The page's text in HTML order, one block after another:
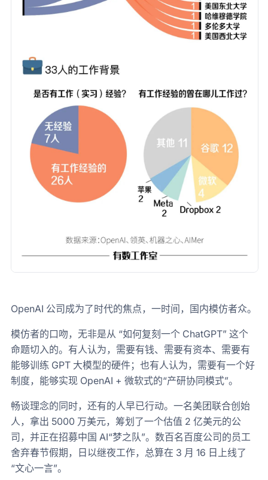
OpenAI 公司成为了时代的焦点，一时间，国内模仿者众。
模仿者的口吻，无非是从 “如何复刻一个 ChatGPT” 这个
命题切入的。有人认为，需要有钱、需要有资本、需要有
能够训练 GPT 大模型的硬件；也有人认为，需要有一个好
制度，能够实现 OpenAI + 微软式的“产研协同模式”。
畅谈理念的同时，还有的人早已行动。一名美团联合创始
人，拿出 5000 万美元，筹划了一个估值 2 亿美元的公
司，并正在招募中国 AI“梦之队”。数百名百度公司的员工
舍弃春节假期，日以继夜工作，总算在 3 月 16 日上线了
“文心一言”。